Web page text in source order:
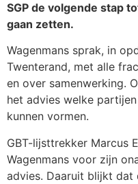
SGP de volgende stap
gaan zetten.
Wagenmans sprak, in
Twenterand, met alle
en over samenwerking.
het advies welke
kunnen vormen.
GBT-lijsttrekker Marcus
Wagenmans voor zijn
advies. Daaruit blijkt dat